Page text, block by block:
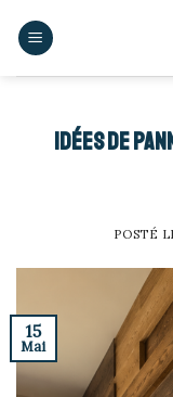
Idées de
POSTÉ
15
Mai